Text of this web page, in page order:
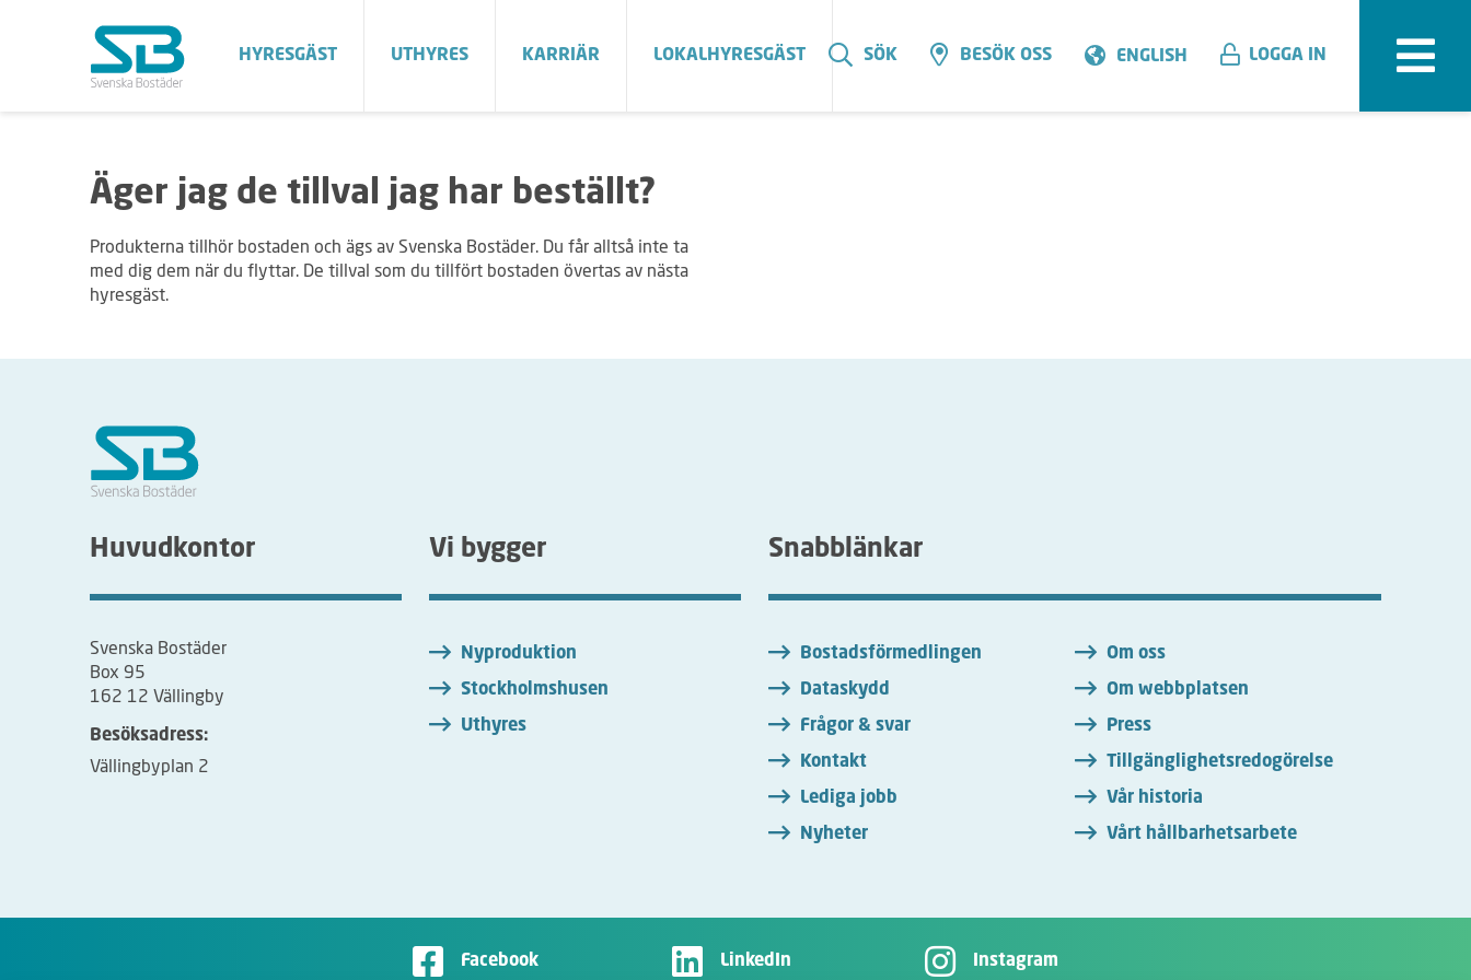
HYRESGÄST UTHYRES KARRIÄR LOKALHYRESGÄST SÖK BESÖK OSS ENGLISH LOGGA IN
Äger jag de tillval jag har beställt?
Produkterna tillhör bostaden och ägs av Svenska Bostäder. Du får alltså inte ta
med dig dem när du flyttar. De tillval som du tillfört bostaden övertas av nästa
hyresgäst.
Huvudkontor
Svenska Bostäder
Box 95
162 12 Vällingby
Besöksadress:
Vällingbyplan 2
Vi bygger
Nyproduktion
Stockholmshusen
Uthyres
Snabblänkar
Bostadsförmedlingen
Dataskydd
Frågor & svar
Kontakt
Lediga jobb
Nyheter
Om oss
Om webbplatsen
Press
Tillgänglighetsredogörelse
Vår historia
Vårt hållbarhetsarbete
Facebook LinkedIn Instagram